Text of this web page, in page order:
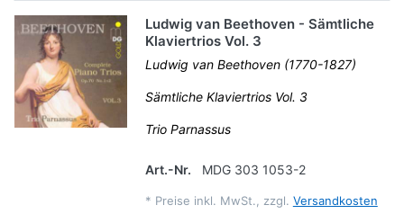
Ludwig van Beethoven - Sämtliche
Klaviertrios Vol. 3
Ludwig van Beethoven (1770-1827)
Sämtliche Klaviertrios Vol. 3
Trio Parnassus
Art.-Nr. MDG 303 1053-2
* Preise inkl. MwSt., zzgl. Versandkosten